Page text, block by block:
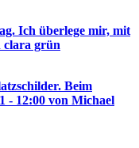
Ich überlege mir, mit
clara grün
Beim
- 12:00 von Michael